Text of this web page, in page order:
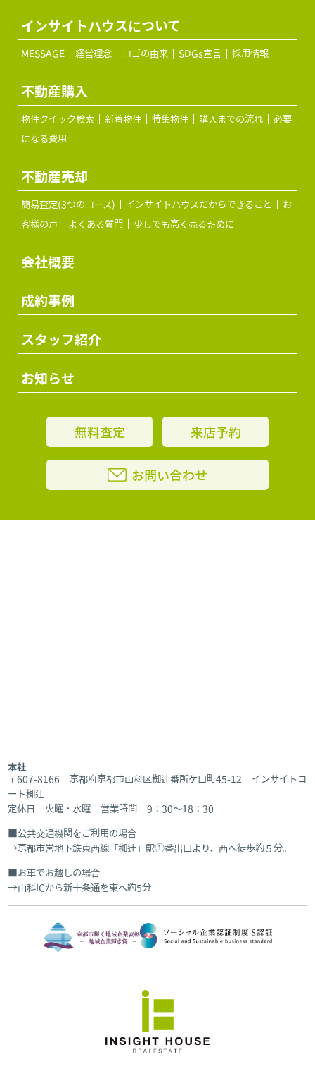
インサイトハウスについて
MESSAGE 経営理念 ロゴの由来 SDGs宣言 採用情報
不動産購入
物件クイック検索 新着物件 特集物件 購入までの流れ
必要
になる費用
不動産売却
簡易査定(3つのコース) インサイトハウスだからできること
お
客様の声
よくある質問 少しでも高く売るために
会社概要
成約事例
スタッフ紹介
お知らせ
無料査定 来店予約
お問い合わせ
本社
〒607-8166 京都府京都市山科区椥辻番所ケ口町45-12 インサイトコ
ート椥辻
定休日 火曜・水曜 営業時間 9：30～18：30
公共交通機関をご利用の場合
京都市営地下鉄東西線「椥辻」駅①番出口より、西へ徒歩約５分。
お車でお越しの場合
山科ICから新十条通を東へ約5分